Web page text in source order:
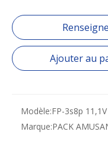
Ajouter au
Modèle:FP-3s8p
Marque:PACK